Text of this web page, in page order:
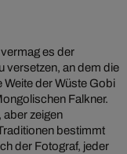
es der
versetzen, an dem die
Weite der Wüste Gobi
Falkner.
aber zeigen
bestimmt
der Fotograf, jeder